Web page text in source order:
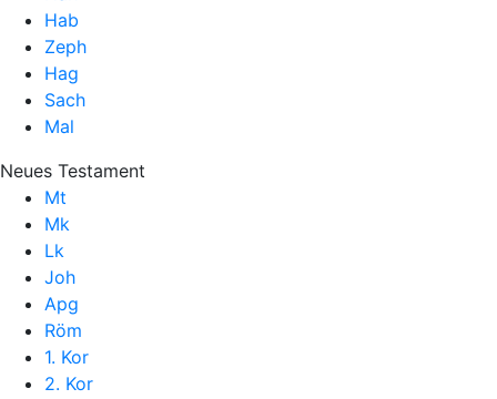
Hab
Zeph
Hag
Sach
Mal
Neues Testament
Mt
Mk
Lk
Joh
Apg
Röm
1. Kor
2. Kor